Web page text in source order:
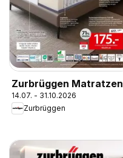
Zurbrüggen Matratzen
14.07. - 31.10.2026
Zurbrüggen